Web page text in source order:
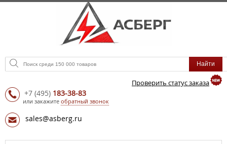
Проверить статус заказа
+7 (495) 183-38-83
или закажите обратный звонок
sales@asberg.ru